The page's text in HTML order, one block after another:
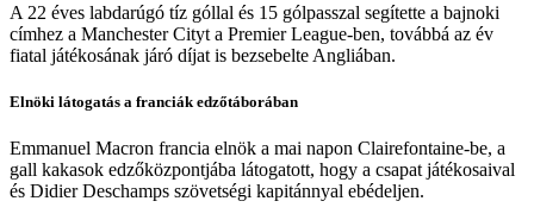
A 22 éves labdarúgó tíz góllal és 15 gólpasszal segítette a bajnoki
címhez a Manchester Cityt a Premier League-ben, továbbá az év
fiatal játékosának járó díjat is bezsebelte Angliában.
Elnöki látogatás a franciák edzőtáborában
Emmanuel Macron francia elnök a mai napon Clairefontaine-be, a
gall kakasok edzőközpontjába látogatott, hogy a csapat játékosaival
és Didier Deschamps szövetségi kapitánnyal ebédeljen.